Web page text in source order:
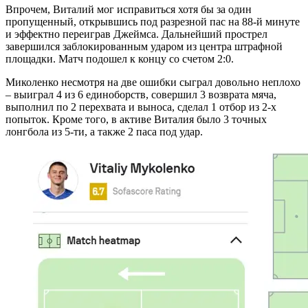
Впрочем, Виталий мог исправиться хотя бы за один
пропущенный, открывшись под разрезной пас на 88-й минуте
и эффектно переиграв Джеймса. Дальнейший прострел
завершился заблокированным ударом из центра штрафной
площадки. Матч подошел к концу со счетом 2:0.
Миколенко несмотря на две ошибки сыграл довольно неплохо
– выиграл 4 из 6 единоборств, совершил 3 возврата мяча,
выполнил по 2 перехвата и выноса, сделал 1 отбор из 2-х
попыток. Кроме того, в активе Виталия было 3 точных
лонгбола из 5-ти, а также 2 паса под удар.